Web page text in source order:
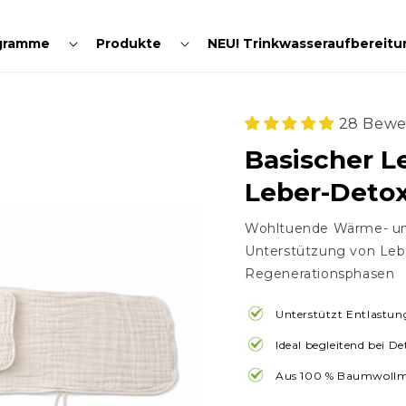
Produkte NEU!
Leber-Detox, Leberschmerzen
Preis
28
Basischer
Leber-
Wohltuende Wärme-
Unterstützung von
Regenerationsphasen
Unterstützt
Ideal begleitend bei
Aus 100 %